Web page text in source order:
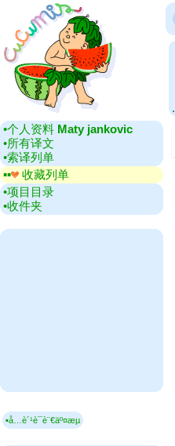
.
•‎个人资料 Maty jankovic
•‎所有译文
•‎索译列单
▪▪‎
收藏列单
•‎项目目录
•‎收件夹
▪å…è´¹è¯­è¨€äº¤æµ